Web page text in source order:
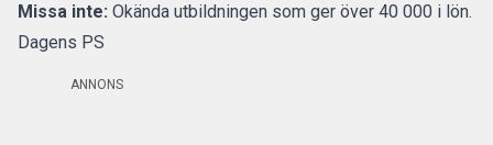
Missa inte: Okända utbildningen som ger över 40 000 i lön.
Dagens PS
ANNONS